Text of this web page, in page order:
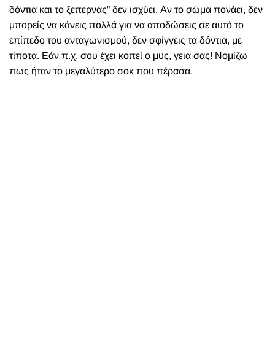
δόντια και το ξεπερνάς” δεν ισχύει. Αν το σώμα πονάει, δεν
μπορείς να κάνεις πολλά για να αποδώσεις σε αυτό το
επίπεδο του ανταγωνισμού, δεν σφίγγεις τα δόντια, με
τίποτα. Εάν π.χ. σου έχει κοπεί ο μυς, γεια σας! Νομίζω
πως ήταν το μεγαλύτερο σοκ που πέρασα.